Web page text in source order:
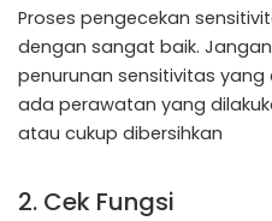
Proses pengecekan
dengan sangat baik.
penurunan sensitivitas
ada perawatan yang
atau cukup dibersihkan
2. Cek Fungsi